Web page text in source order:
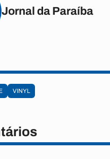
Jornal da Paraíba
VINYL